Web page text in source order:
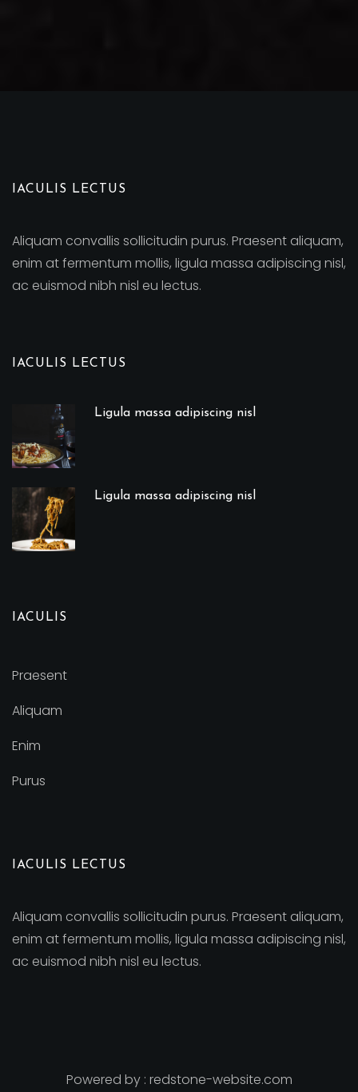
IACULIS LECTUS
Aliquam convallis sollicitudin purus. Praesent aliquam,
enim at fermentum mollis, ligula massa adipiscing nisl,
ac euismod nibh nisl eu lectus.
IACULIS LECTUS
Ligula massa adipiscing nisl
Ligula massa adipiscing nisl
IACULIS
Praesent
Aliquam
Enim
Purus
IACULIS LECTUS
Aliquam convallis sollicitudin purus. Praesent aliquam,
enim at fermentum mollis, ligula massa adipiscing nisl,
ac euismod nibh nisl eu lectus.
Powered by : redstone-website.com